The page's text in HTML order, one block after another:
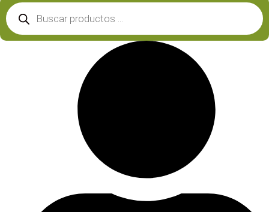
Búsqueda
de
productos